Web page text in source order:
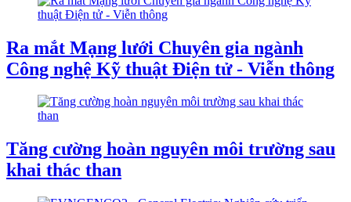
Ra mắt Mạng lưới Chuyên gia ngành
Công nghệ Kỹ thuật Điện tử - Viễn thông
Tăng cường hoàn nguyên môi trường sau
khai thác than